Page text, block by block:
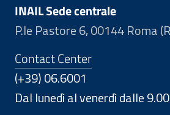
INAIL Sede centrale
P.le Pastore 6, 00144 Roma
Contact Center
(+39) 06.6001
Dal lunedì al venerdì dalle